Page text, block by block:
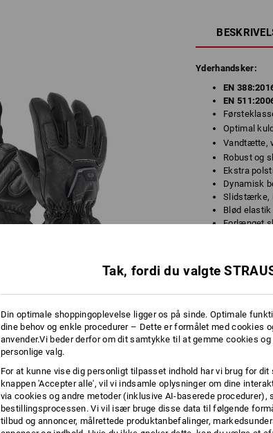
Yderhandsker:
EN
EN
Optimal
Vandtætte,
Robust og
Ekstra
Dynamisk
Slidstærke,
Blød
Forlænget
Blød,
dryplexx®
fleksibilitet
Med ny
inderhandske 87
mere
Tak, fordi du valgte
Din optimale shoppingoplevelse ligger os på sinde. Optimale
dine behov og enkle procedurer – Dette er formålet med cookies
anvender.Vi beder derfor om dit samtykke til at gemme cookies
personlige valg.
For at kunne vise dig personligt tilpasset indhold har vi brug for
knappen 'Accepter alle', vil vi indsamle oplysninger om dine
via cookies og andre metoder (inklusive AI-baserede procedurer),
bestillingsprocessen. Vi vil især bruge disse data til følgende
tilbud og annoncer, målrettede produktanbefalinger,